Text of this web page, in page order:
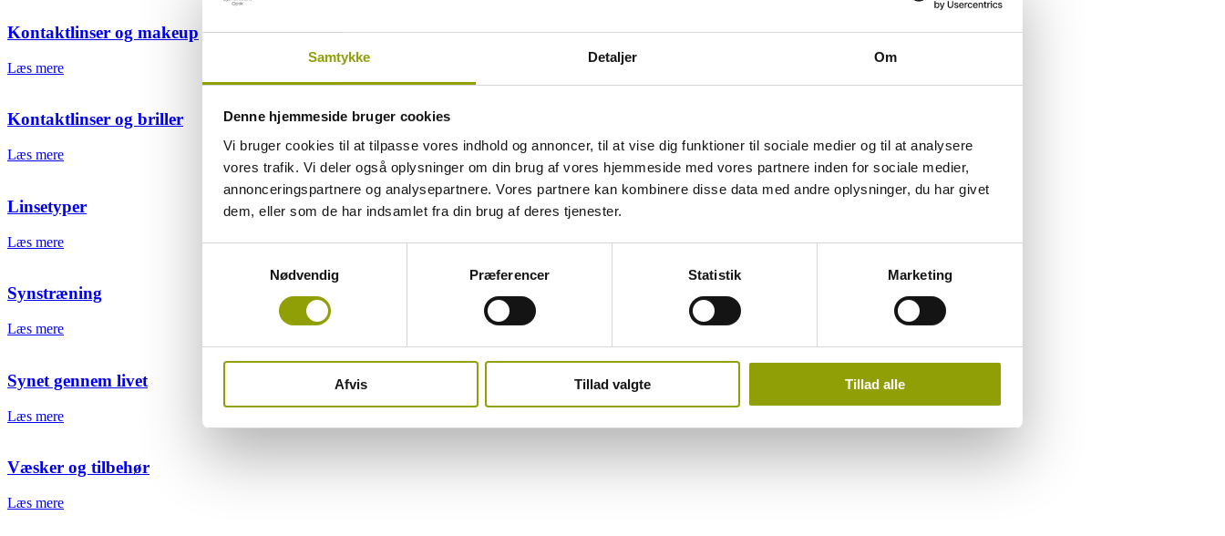
Samtykke Detaljer Om
Denne hjemmeside bruger cookies
Vi bruger cookies til at tilpasse vores indhold og annoncer, til at vise dig funktioner til sociale medier og til at analysere
vores trafik. Vi deler også oplysninger om din brug af vores hjemmeside med vores partnere inden for sociale medier,
annonceringspartnere og analysepartnere. Vores partnere kan kombinere disse data med andre oplysninger, du har givet
dem, eller som de har indsamlet fra din brug af deres tjenester.
Nødvendig
Præferencer Statistik Marketing
Afvis Tillad valgte Tillad alle
Kontaktlinser og makeup
Læs mere
Kontaktlinser og briller
Læs mere
Linsetyper
Læs mere
Synstræning
Læs mere
Synet gennem livet
Læs mere
Væsker og tilbehør
Læs mere